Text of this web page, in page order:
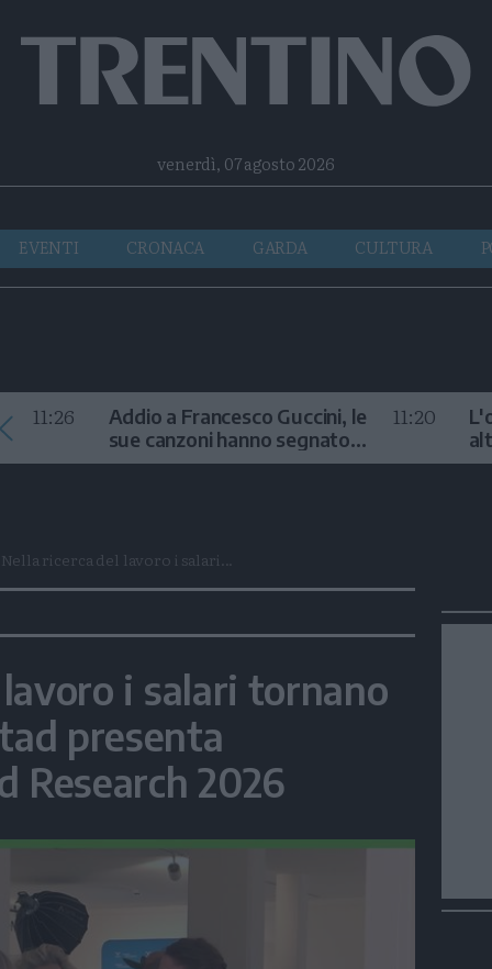
Telegram
RSSvenerdì, 07 agosto 2026
EVENTI CRONACA GARDA CULTURA
11:26
Addio a Francesco Guccini, le
sue canzoni hanno segnato
la storia
11:20
Nella ricerca del lavoro i salari...
i salari tornano
presenta
Research 2026